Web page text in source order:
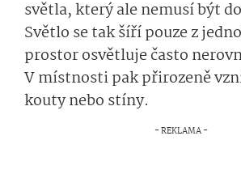
světla, který ale nemusí být
Světlo se tak šíří pouze z
prostor osvětluje často
V místnosti pak přirozeně
kouty nebo stíny.